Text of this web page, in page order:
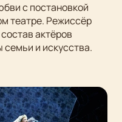
с постановкой
театре. Режиссёр
актёров
и искусства.